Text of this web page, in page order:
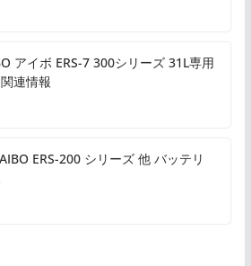
アイボ ERS-7 300シリーズ 31L専用
連情報
ERS-200 シリーズ 他 バッテリ